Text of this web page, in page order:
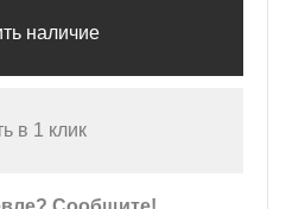
наличие
в 1 клик